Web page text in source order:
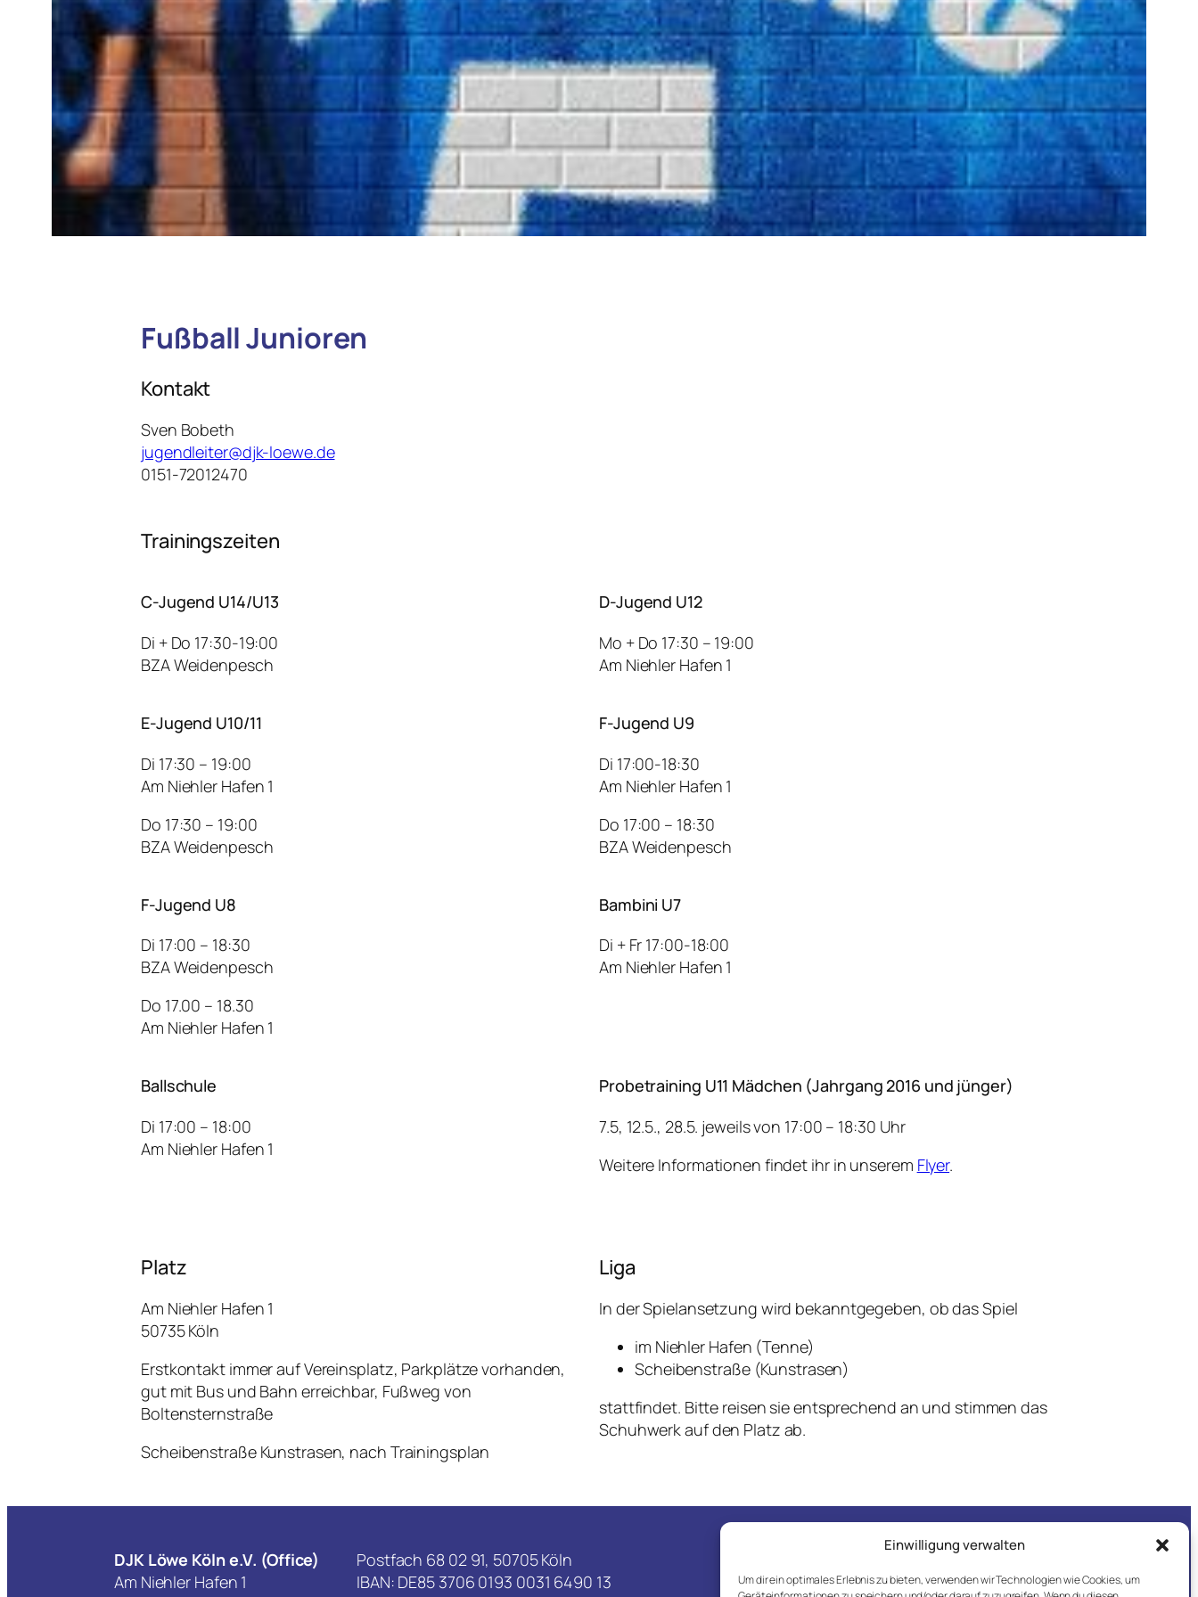
Einwilligung verwalten
Um dir ein optimales Erlebnis zu bieten, verwenden wir Technologien wie Cookies, um
Fußball Junioren
Kontakt
Sven Bobeth
jugendleiter@djk-loewe.de
0151-72012470
Trainingszeiten
C-Jugend U14/U13
Di + Do 17:30-19:00
BZA Weidenpesch
D-Jugend U12
Mo + Do 17:30 – 19:00
Am Niehler Hafen 1
E-Jugend U10/11
Di 17:30 – 19:00
Am Niehler Hafen 1
Do 17:30 – 19:00
BZA Weidenpesch
F-Jugend U9
Di 17:00-18:30
Am Niehler Hafen 1​
Do 17:00 – 18:30
BZA Weidenpesch
F-Jugend U8
Di 17:00 – 18:30
BZA Weidenpesch
Do 17.00 – 18.30
Am Niehler Hafen 1
Bambini U7
Di + Fr 17:00-18:00
Am Niehler Hafen 1
Ballschule
Di 17:00 – 18:00
Am Niehler Hafen 1
Probetraining U11 Mädchen (Jahrgang 2016 und jünger)
7.5, 12.5., 28.5. jeweils von 17:00 – 18:30 Uhr
Weitere Informationen findet ihr in unserem Flyer.
Platz
Am Niehler Hafen 1
50735 Köln
Erstkontakt immer auf Vereinsplatz, Parkplätze vorhanden,
gut mit Bus und Bahn erreichbar, Fußweg von
Boltensternstraße
Scheibenstraße Kunstrasen, nach Trainingsplan
Liga
In der Spielansetzung wird bekanntgegeben, ob das Spiel ​
im Niehler Hafen (Tenne)
Scheibenstraße (Kunstrasen)
stattfindet. Bitte reisen sie entsprechend an und stimmen das
Schuhwerk auf den Platz ab.
DJK Löwe Köln e.V. (Office)
Am Niehler Hafen 1
Postfach 68 02 91, 50705 Köln
IBAN: DE85 3706 0193 0031 6490 13
Datenschutz